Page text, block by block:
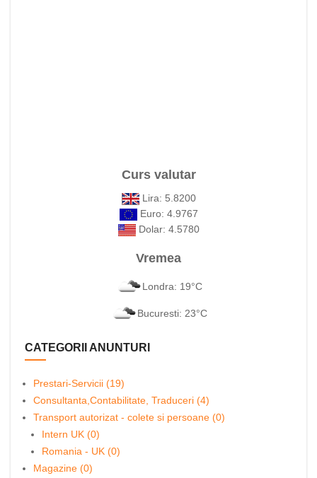
Curs valutar
Lira: 5.8200
Euro: 4.9767
Dolar: 4.5780
Vremea
Londra: 19°C
Bucuresti: 23°C
CATEGORII ANUNTURI
Prestari-Servicii (19)
Consultanta,Contabilitate, Traduceri (4)
Transport autorizat - colete si persoane (0)
Intern UK (0)
Romania - UK (0)
Magazine (0)